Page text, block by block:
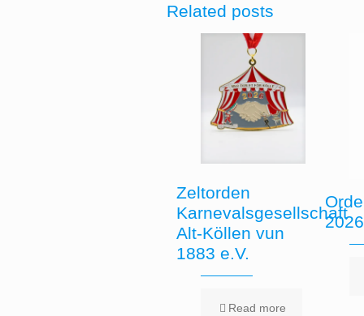
Related posts
Zeltorden
Karnevalsgesellschaft
Alt-Köllen vun
1883 e.V.
Read more
2026